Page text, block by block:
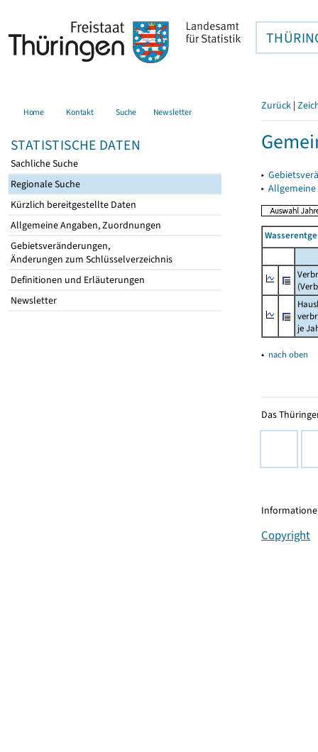
Home Kontakt Suche Newsletter
STATISTISCHE DATEN
Sachliche Suche
Regionale Suche
Kürzlich bereitgestellte Daten
Allgemeine Angaben, Zuordnungen
Gebietsveränderungen,
Änderungen zum Schlüsselverzeichnis
Definitionen und Erläuterungen
Newsletter
Zurück |
▸
▸
je
▴ nach oben
Das
Copyright